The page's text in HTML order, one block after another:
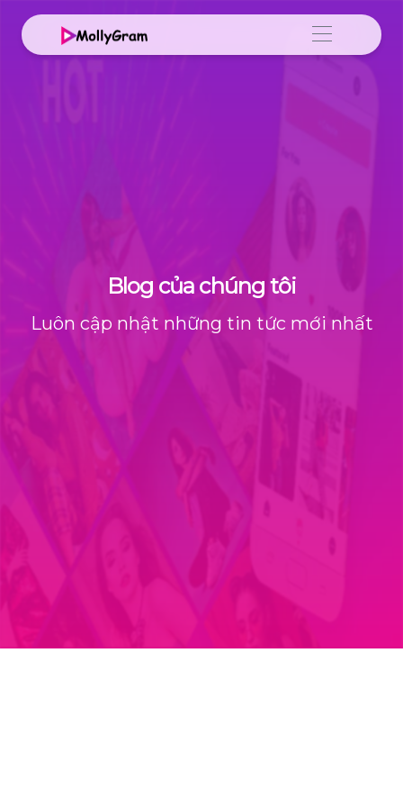
Blog của chúng tôi
Luôn cập nhật những tin tức mới nhất